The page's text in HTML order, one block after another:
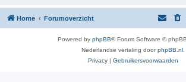
Home Forumoverzicht
Powered by phpBB® Forum Software ©
Nederlandse vertaling doorphpBB.nl
Privacy | Gebruikersvoorwaarden